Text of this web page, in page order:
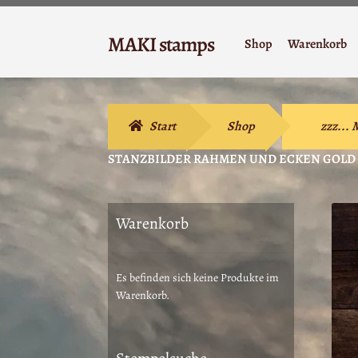
Zur
Navigation
springen
Zum
Inhalt
springen
MAKI stamps Shop Warenkorb
Start Shop zzz...
STANZBILDER RAHMEN UND ECKEN GOLD
Warenkorb
Es befinden sich keine Produkte im
Warenkorb.